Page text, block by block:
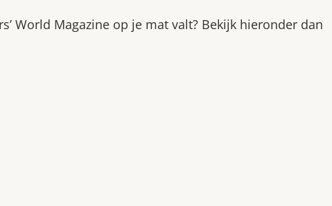
World Magazine op je mat valt? Bekijk hieronder dan